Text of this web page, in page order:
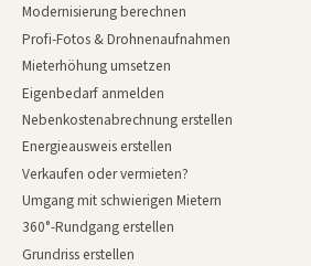
Modernisierung berechnen
Profi-Fotos & Drohnenaufnahmen
Mieterhöhung umsetzen
Eigenbedarf anmelden
Nebenkostenabrechnung erstellen
Energieausweis erstellen
Verkaufen oder vermieten?
Umgang mit schwierigen Mietern
360°-Rundgang erstellen
Grundriss erstellen